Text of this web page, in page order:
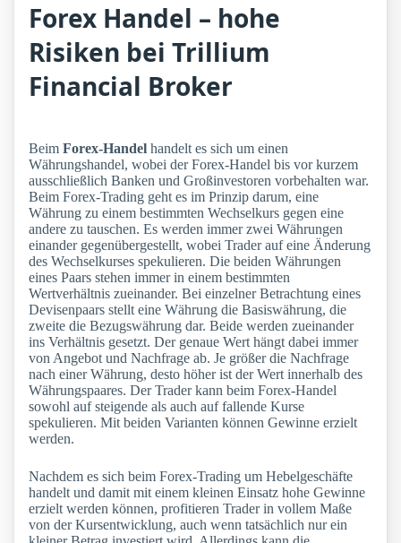
Forex Handel – hohe
Risiken bei Trillium
Financial Broker
Beim Forex-Handel handelt es sich um einen
Währungshandel, wobei der Forex-Handel bis vor kurzem
ausschließlich Banken und Großinvestoren vorbehalten war.
Beim Forex-Trading geht es im Prinzip darum, eine
Währung zu einem bestimmten Wechselkurs gegen eine
andere zu tauschen. Es werden immer zwei Währungen
einander gegenübergestellt, wobei Trader auf eine Änderung
des Wechselkurses spekulieren. Die beiden Währungen
eines Paars stehen immer in einem bestimmten
Wertverhältnis zueinander. Bei einzelner Betrachtung eines
Devisenpaars stellt eine Währung die Basiswährung, die
zweite die Bezugswährung dar. Beide werden zueinander
ins Verhältnis gesetzt. Der genaue Wert hängt dabei immer
von Angebot und Nachfrage ab. Je größer die Nachfrage
nach einer Währung, desto höher ist der Wert innerhalb des
Währungspaares. Der Trader kann beim Forex-Handel
sowohl auf steigende als auch auf fallende Kurse
spekulieren. Mit beiden Varianten können Gewinne erzielt
werden.
Nachdem es sich beim Forex-Trading um Hebelgeschäfte
handelt und damit mit einem kleinen Einsatz hohe Gewinne
erzielt werden können, profitieren Trader in vollem Maße
von der Kursentwicklung, auch wenn tatsächlich nur ein